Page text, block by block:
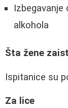
alkohola
Šta žene
Ispitanice su
Za lice